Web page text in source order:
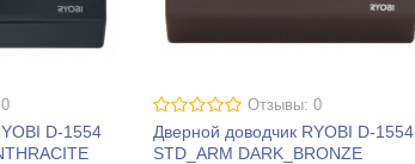
D-1554
Отзывы: 0
Дверной доводчик RYOBI D-1554
STD_ARM DARK_BRONZE